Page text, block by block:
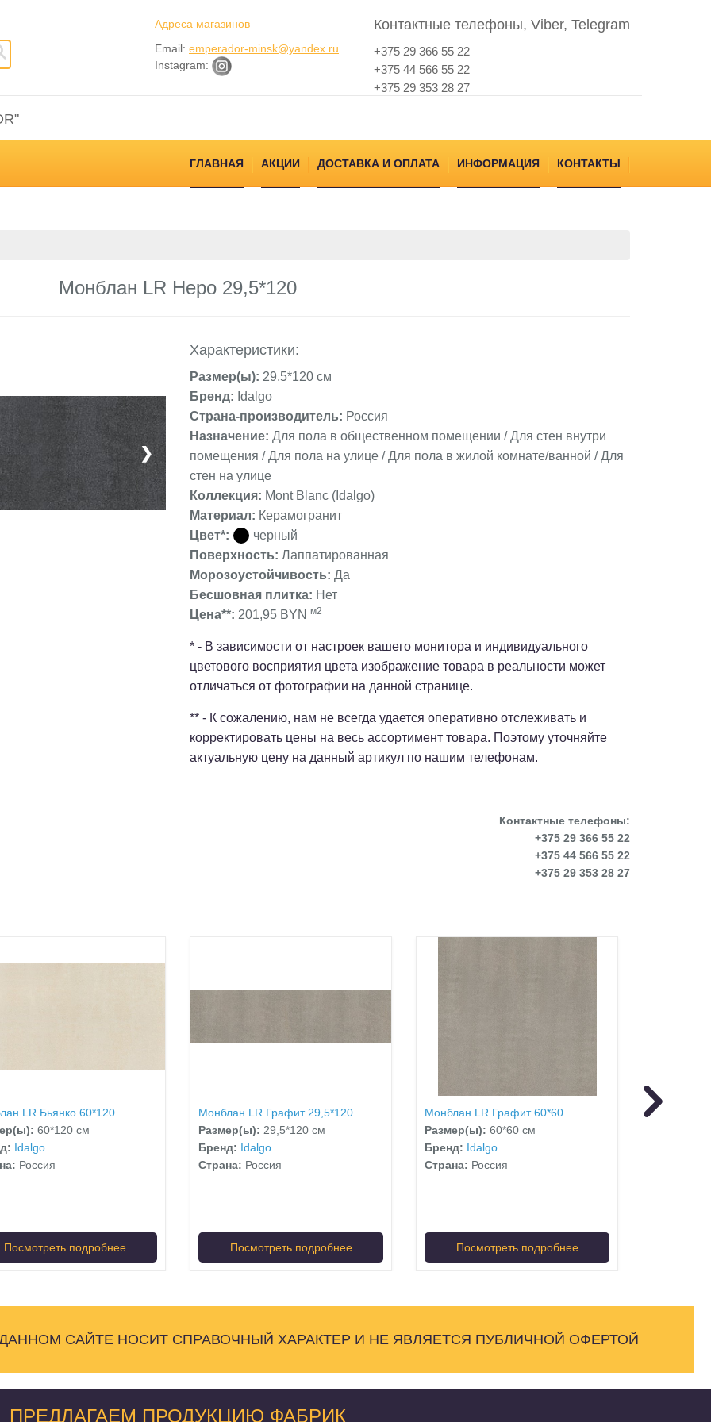
Адреса магазинов
Email: emperador-minsk@yandex.ru
Instagram:
Контактные телефоны, Viber, Telegram
+375 29 366 55 22
+375 44 566 55 22
+375 29 353 28 27
ГЛАВНАЯ АКЦИИ ДОСТАВКА И ОПЛАТА ИНФОРМАЦИЯ КОНТАКТЫ
Монблан LR Неро 29,5*120
❯
Характеристики:
Размер(ы): 29,5*120 см
Бренд: Idalgo
Страна-производитель: Россия
Назначение: Для пола в общественном помещении / Для стен внутри
помещения / Для пола на улице / Для пола в жилой комнате/ванной / Для
стен на улице
Коллекция: Mont Blanc (Idalgo)
Материал: Керамогранит
Цвет*:
черный
Поверхность: Лаппатированная
Морозоустойчивость: Да
Бесшовная плитка: Нет
Цена**: 201,95 BYN м2
* - В зависимости от настроек вашего монитора и индивидуального
цветового восприятия цвета изображение товара в реальности может
отличаться от фотографии на данной странице.
** - К сожалению, нам не всегда удается оперативно отслеживать и
корректировать цены на весь ассортимент товара. Поэтому уточняйте
актуальную цену на данный артикул по нашим телефонам.
Контактные телефоны:
+375 29 366 55 22
+375 44 566 55 22
+375 29 353 28 27
LR Бьянко 60*120
60*120 см
Idalgo
Россия
Посмотреть подробнее
Монблан LR Графит 29,5*120
Размер(ы): 29,5*120 см
Бренд: Idalgo
Страна: Россия
Посмотреть подробнее
Монблан LR Графит 60*60
Размер(ы): 60*60 см
Бренд: Idalgo
Страна: Россия
Посмотреть подробнее
Монблан
САЙТЕ НОСИТ СПРАВОЧНЫЙ ХАРАКТЕР И НЕ ЯВЛЯЕТСЯ ПУБЛИЧНОЙ ОФЕРТОЙ
ПРЕДЛАГАЕМ ПРОДУКЦИЮ ФАБРИК